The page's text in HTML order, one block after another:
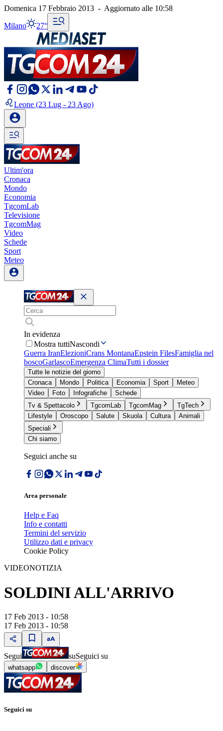
Domenica 17 Febbraio 2013 - Aggiornato alle 10:58
Milano 27°
Leone (23 Lug - 23 Ago)
Ultim'ora
Cronaca
Mondo
Economia
TgcomLab
Televisione
TgcomMag
Video
Schede
Sport
Meteo
In evidenza
Mostra tuttiNascondi
Guerra IranElezioniCrans MontanaEpstein FilesFamiglia nel
boscoGarlascoEmergenza ClimaTutti i dossier
Tutte le notizie del giorno
Cronaca
Mondo Politica Economia Sport
Meteo
Video
Foto Infografiche
Schede
Tv & Spettacolo
TgcomLab TgcomMag
TgTech
Lifestyle
Oroscopo Salute Skuola Cultura
Animali
Speciali
Chi siamo
Seguici anche su
Area personale
Help e Faq
Info e contatti
Termini del servizio
Utilizzo dati e privacy
Cookie Policy
VIDEONOTIZIA
SOLDINI ALL'ARRIVO
17 Feb 2013 - 10:58
17 Feb 2013 - 10:58
Segui suSeguici su
whatsapp discover
Seguici su